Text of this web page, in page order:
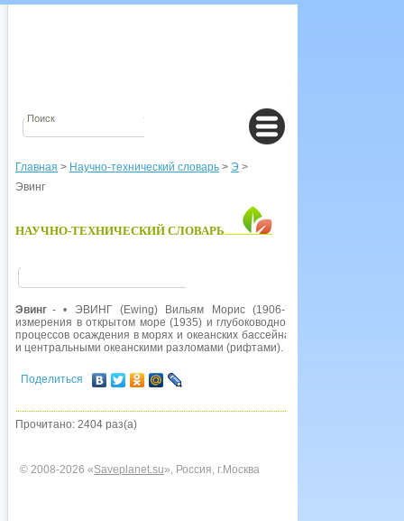
Главная > Научно-технический словарь > Э >
Эвинг
НАУЧНО-ТЕХНИЧЕСКИЙ СЛОВАРЬ
Эвинг - • ЭВИНГ (Ewing) Вильям Морис (1906-74), американский
измерения в открытом море (1935) и глубоководное
процессов осаждения в морях и океанских бассейнах. Выдвинул
и центральными океанскими разломами (рифтами).
Поделиться
Прочитано: 2404 раз(а)
© 2008-2026 «Saveplanet.su», Россия, г.Москва